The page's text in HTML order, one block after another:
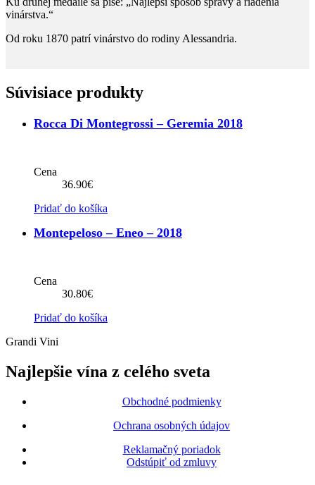
vinárstva.“
Od roku 1870 patrí vinárstvo do rodiny Alessandria.
Súvisiace produkty
Rocca Di Montegrossi – Geremia 2018
Cena
36.90€
Pridať do košíka
Montepeloso – Eneo – 2018
Cena
30.80€
Pridať do košíka
Grandi Vini
Najlepšie vína z celého sveta
Obchodné podmienky
Ochrana osobných údajov
Reklamačný poriadok
Odstúpiť od zmluvy